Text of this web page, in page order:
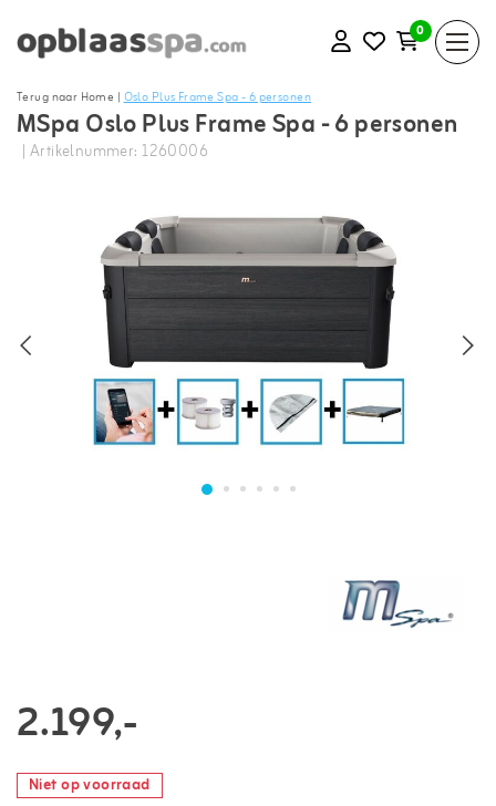
0
Terug naar Home |Oslo Plus Frame Spa - 6 personen
MSpa Oslo Plus Frame Spa - 6 personen
| Artikelnummer: 1260006
2.199,-
Niet op voorraad